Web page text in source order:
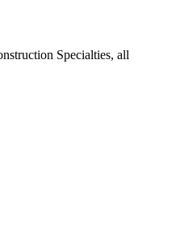
Specialties, all